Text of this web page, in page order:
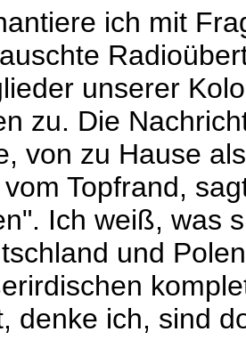
ich mit
unserer
zu. Die
von zu Hause
Topfrand,
Ich weiß, was
und
denke ich, sind